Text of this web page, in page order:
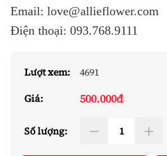
Email: love@allieflower.com
Điện thoại: 093.768.9111
Lượt xem:
4691
Giá:
500.000đ
Số lượng: